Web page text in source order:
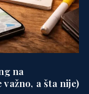
na
a šta nije)